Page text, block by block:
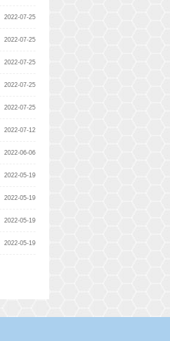
2022-07-25
2022-07-25
2022-07-25
2022-07-25
2022-07-25
2022-07-12
2022-06-06
2022-05-19
2022-05-19
2022-05-19
2022-05-19